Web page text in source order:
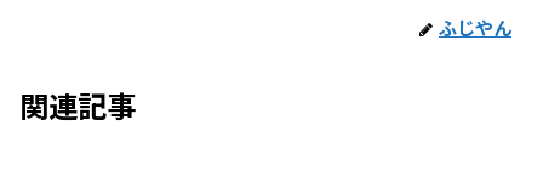
ふじやん
関連記事